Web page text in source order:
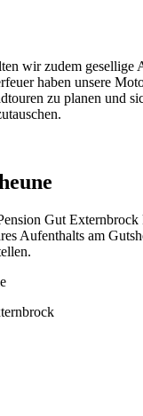
wir zudem gesellige
haben unsere
zu planen und
Gut
Aufenthalts am